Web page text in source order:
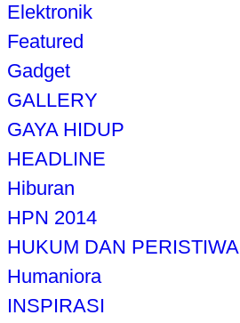
Elektronik
Featured
Gadget
GALLERY
GAYA HIDUP
HEADLINE
Hiburan
HPN 2014
HUKUM DAN PERISTIWA
Humaniora
INSPIRASI